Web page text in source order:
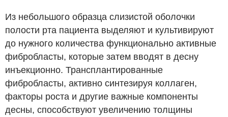
Из небольшого образца слизистой оболочки
полости рта пациента выделяют и культивируют
до нужного количества функционально активные
фибробласты, которые затем вводят в десну
инъекционно. Трансплантированные
фибробласты, активно синтезируя коллаген,
факторы роста и другие важные компоненты
десны, способствуют увеличению толщины